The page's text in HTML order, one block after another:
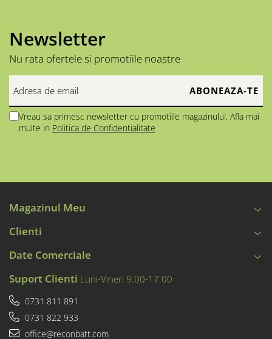
Newsletter
Nu rata ofertele si promotiile noastre
Vreau sa primesc newsletter cu promotiile magazinului. Afla mai
multe in Politica de Confidentialitate
Magazinul Meu
Clienti
Date Comerciale
Suport Clienti Luni-Vineri 9:00-17:00
0731 811 891
0731 822 933
office@reconbatt.com